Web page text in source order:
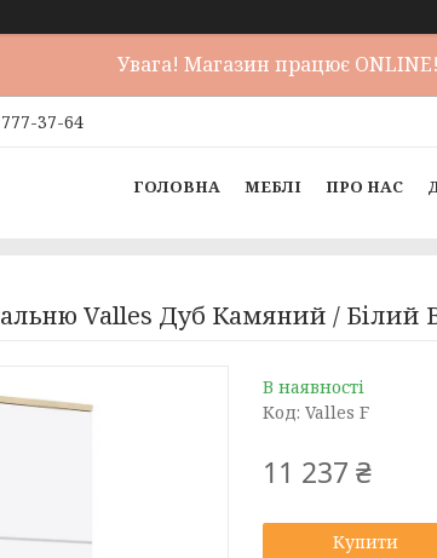
Увага! Магазин працює ONLINE!
37-64
ГОЛОВНА МЕБЛІ ПРО НАС
Valles Дуб Камяний / Білий
В наявності
Код: Valles F
11 237 ₴
Купити